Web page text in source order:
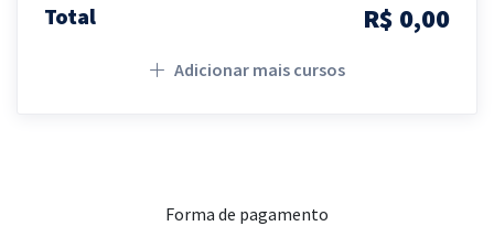
Total R$ 0,00
Adicionar mais cursos
Forma de pagamento